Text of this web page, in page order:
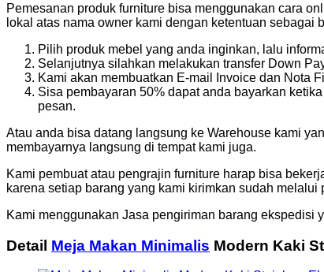
Pemesanan produk furniture bisa menggunakan cara
lokal atas nama owner kami dengan ketentuan sebagai
Pilih produk mebel yang anda inginkan, lalu
Selanjutnya silahkan melakukan transfer Down
Kami akan membuatkan E-mail Invoice dan Nota
Sisa pembayaran 50% dapat anda bayarkan
pesan.
Atau anda bisa datang langsung ke Warehouse kami
membayarnya langsung di tempat kami juga.
Kami pembuat atau pengrajin furniture harap bisa
karena setiap barang yang kami kirimkan sudah
Kami menggunakan Jasa pengiriman barang ekspedisi
Detail Meja Makan Minimalis Modern Kaki